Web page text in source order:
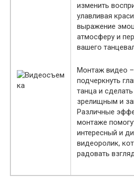
изменить
улавливая
выражение
атмосферу и
вашего
Монтаж видео
подчеркнуть
танца и
зрелищным и
Различные
монтаже
интересный и
видеоролик,
радовать